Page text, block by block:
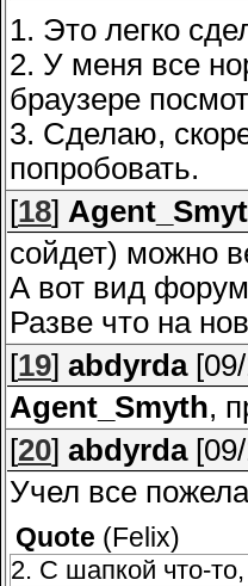
1. Это легко
2. У меня все
браузере
3. Сделаю,
попробовать.
[18]
сойдет) можно
А вот вид
Разве что на
[19] abdyrda[09/
Agent_Smyth,
[20] abdyrda[09/
Учел все
Quote (Felix)
2. С шапкой что-